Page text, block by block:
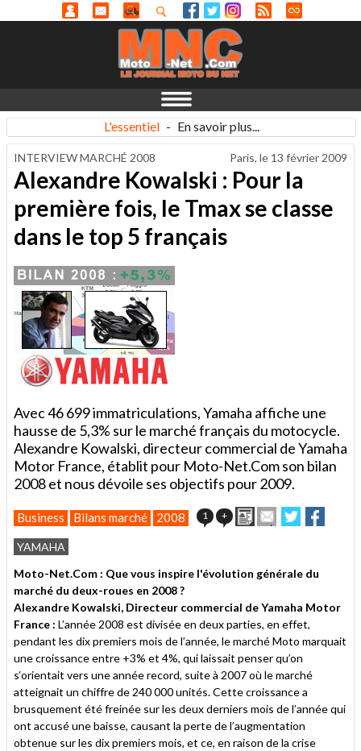
L'essentiel - En savoir plus...
INTERVIEW MARCHÉ 2008 Paris, le 13 février 2009
Alexandre Kowalski : Pour la
première fois, le Tmax se classe
dans le top 5 français
Avec 46 699 immatriculations, Yamaha affiche une
hausse de 5,3% sur le marché français du motocycle.
Alexandre Kowalski, directeur commercial de Yamaha
Motor France, établit pour Moto-Net.Com son bilan
2008 et nous dévoile ses objectifs pour 2009.
Business Bilans marché 2008 1 + ImprimerEnvoyer
cet
un
ami
Partager
sur
sur
YAMAHA
Moto-Net.Com : Que vous inspire l'évolution générale du
marché du deux-roues en 2008 ?
Alexandre Kowalski, Directeur commercial de Yamaha Motor
France : L’année 2008 est divisée en deux parties, en effet,
pendant les dix premiers mois de l’année, le marché Moto marquait
une croissance entre +3% et 4%, qui laissait penser qu’on
s‘orientait vers une année record, suite à 2007 où le marché
atteignait un chiffre de 240 000 unités. Cette croissance a
brusquement été freinée sur les deux derniers mois de l’année qui
ont accusé une baisse, causant la perte de l’augmentation
obtenue sur les dix premiers mois, et ce, en raison de la crise